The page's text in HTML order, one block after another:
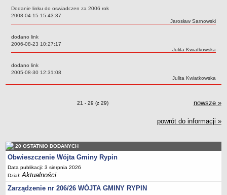
Kompetencje referatów
Regulamin organizacyjny
Regulamin naboru na wolne stanowiska urzędnicze
Ogłoszenia o naborze na wolne stanowiska urzędnicze
Lista kandydatów spełniających wymagania formalne w naborach na
wolne stanowiska urzędnicze
Wyniki naboru na wolne stanowiska urzędnicze
Wnioski
WŁADZE I STRUKTURA
Struktura organizacyjna
Rada gminy
Dodanie linku do oswiadczen za 2006 rok
Data:
2008-04-15 15:43:37
Autor:
Jarosław Sarnowski
dodano link
Data:
2006-08-23 10:27:17
Autor:
Julita Kwiatkowska
dodano link
Data:
2005-08-30 12:31:08
Autor:
Julita Kwiatkowska
Zmiany o pozycjach
21 - 29 (z 29) nowsze»
powrót do informacji »
20 OSTATNIO DODANYCH
Obwieszczenie Wójta Gminy Rypin
Data publikacji: 3 sierpnia 2026
Dział:Aktualności
Zarządzenie nr 206/26 WÓJTA GMINY RYPIN